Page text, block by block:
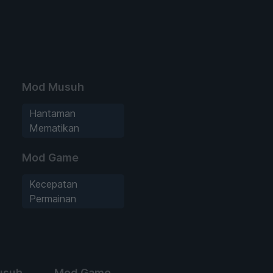
Mod Musuh
Hantaman
Mematikan
Mod Game
Kecepatan
Permainan